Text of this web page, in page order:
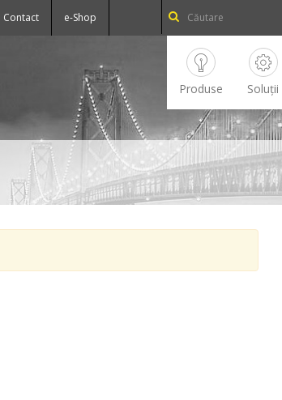
Contact e-Shop
Produse Soluții